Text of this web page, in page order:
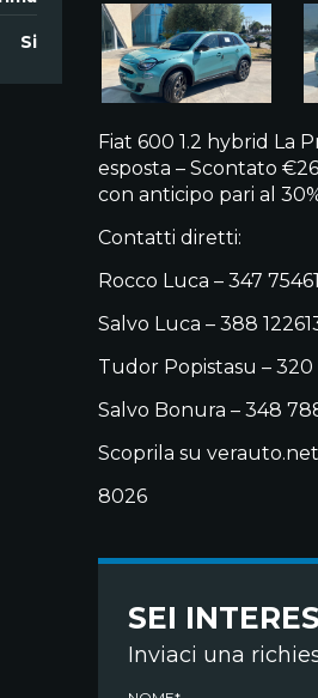
Fiat 600 1.2 hybrid La
esposta – Scontato
con anticipo pari al
Contatti diretti:
Rocco Luca – 347
Salvo Luca – 388
Tudor Popistasu –
Salvo Bonura – 348
Scoprila su verauto.net
8026
SEI
Inviaci una
Si